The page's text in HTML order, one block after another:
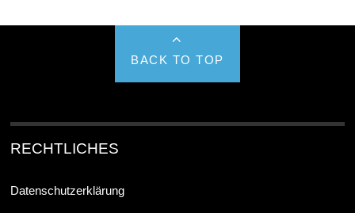
BACK TO TOP
RECHTLICHES
Datenschutzerklärung